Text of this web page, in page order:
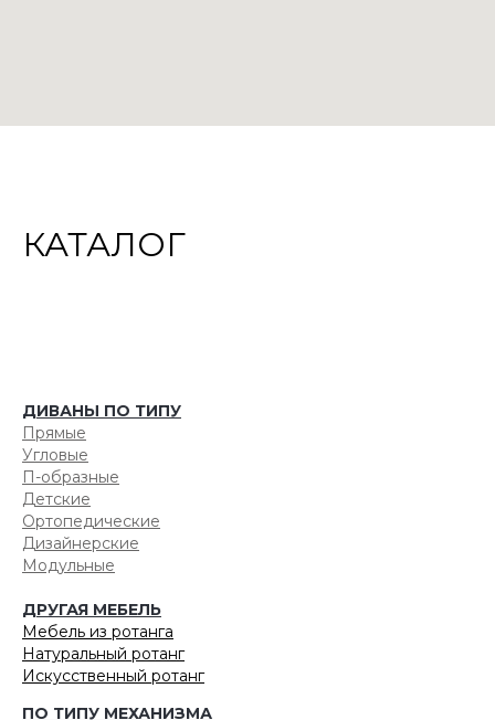
КАТАЛОГ
ДИВАНЫ ПО ТИПУ
Прямые
Угловые
П-образные
Детские
Ортопедические
Дизайнерские
Модульные
ДРУГАЯ МЕБЕЛЬ
Мебель из ротанга
Натуральный ротанг
Искусственный ротанг
ПО ТИПУ МЕХАНИЗМА